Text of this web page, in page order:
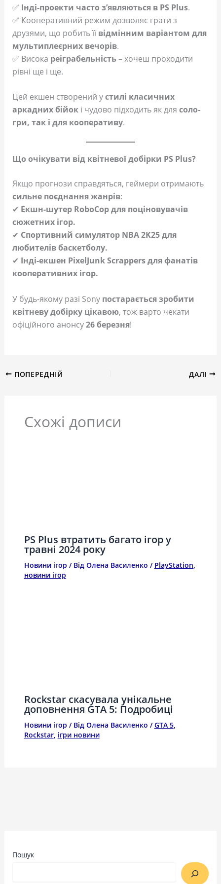
✅ Інді-проекти часто з’являються в PS Plus.
✅ Кооперативний режим дозволяє грати з
друзями, що робить її відмінним варіантом для
мультиплеєрних вечорів.
✅ Висока реіграбельність– хочеш проходити
рівні ще і ще.
Цей екшен створений устилі класичних
аркадних бійокі чудово підходить як для соло-
гри, так і для кооперативу.
Що очікувати від квітневої добірки PS Plus?
Якщо прогнози справдяться, геймери отримають
сильне поєднання жанрів:
✔ Екшн-шутер RoboCop для поціновувачів
сюжетних ігор.
✔ Спортивний симулятор NBA 2K25 для
любителів баскетболу.
✔ Інді-екшен PixelJunk Scrappers для фанатів
кооперативних ігор.
У будь-якому разі Sony постарається зробити
квітневу добірку цікавою, тож варто чекати
офіційного анонсу26 березня!
ПОПЕРЕДНІЙ ДАЛІ
Схожі дописи
PS Plus втратить багато ігор у
травні 2024 року
Новини ігор / Від Олена Василенко / PlayStation
новини ігор
Rockstar скасувала унікальне
доповнення GTA 5: Подробиці
Новини ігор / Від Олена Василенко /GTA 5,
Rockstar, ігри новини
Пошук